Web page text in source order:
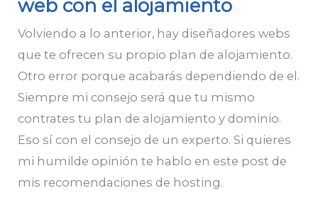
web con el alojamiento
Volviendo a lo anterior, hay diseñadores webs
que te ofrecen su propio plan de alojamiento.
Otro error porque acabarás dependiendo de el.
Siempre mi consejo será que tu mismo
contrates tu plan de alojamiento y dominio.
Eso sí con el consejo de un experto. Si quieres
mi humilde opinión te hablo en este post de
mis recomendaciones de hosting.